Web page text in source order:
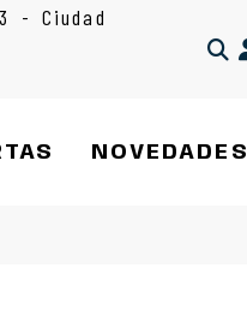
- Ciudad
NOVEDADES